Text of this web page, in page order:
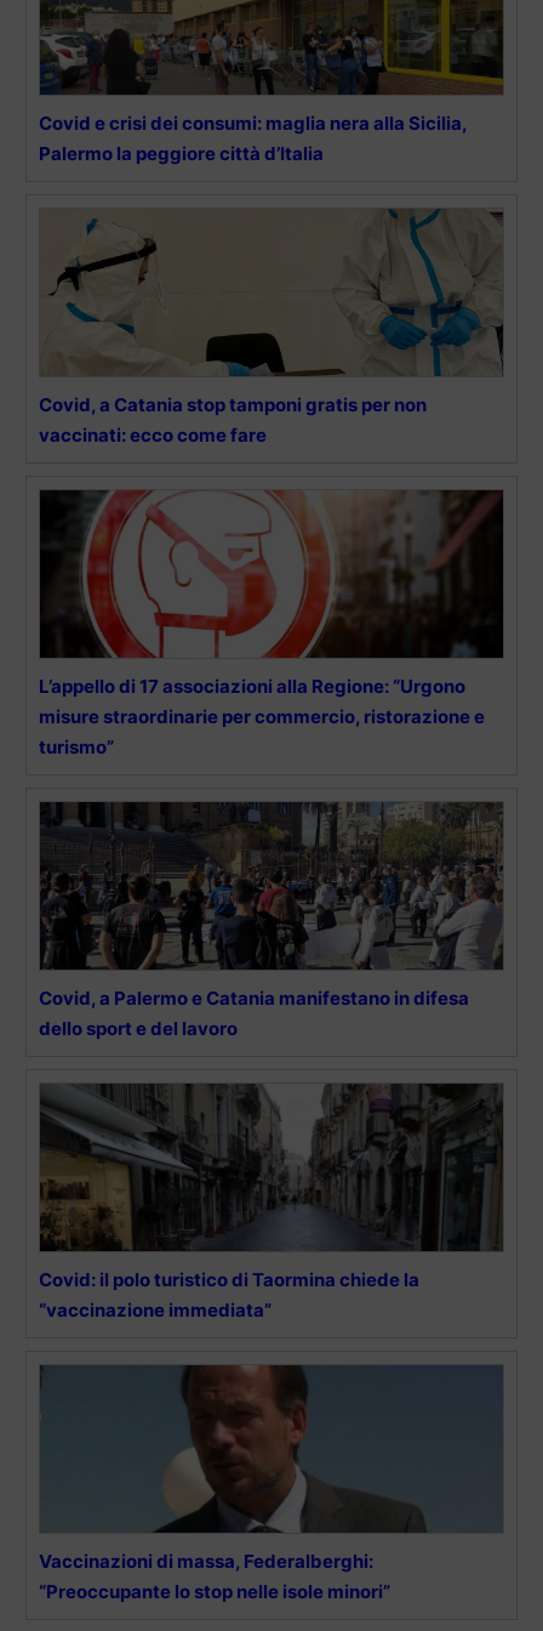
Covid e crisi dei consumi: maglia nera alla Sicilia,
Palermo la peggiore città d’Italia
Covid, a Catania stop tamponi gratis per non
vaccinati: ecco come fare
L’appello di 17 associazioni alla Regione: “Urgono
misure straordinarie per commercio, ristorazione e
turismo”
Covid, a Palermo e Catania manifestano in difesa
dello sport e del lavoro
Covid: il polo turistico di Taormina chiede la
“vaccinazione immediata”
Vaccinazioni di massa, Federalberghi:
“Preoccupante lo stop nelle isole minori”